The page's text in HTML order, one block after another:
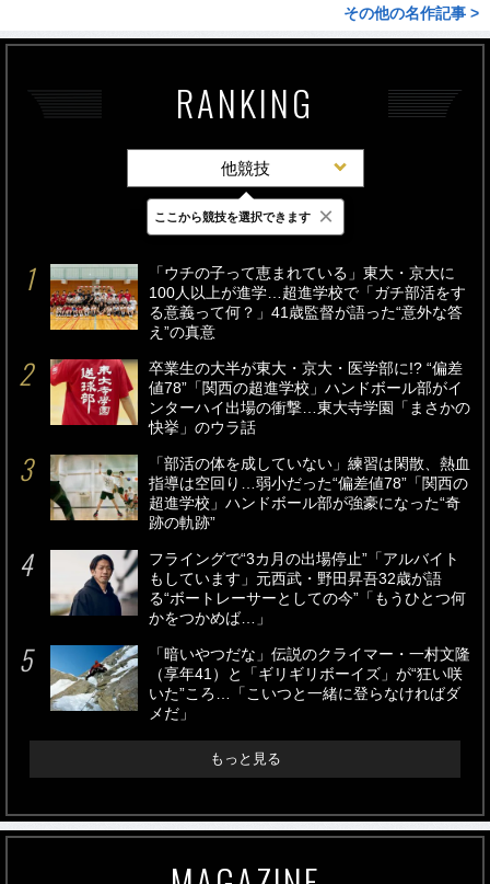
その他の名作記事 >
RANKING
他競技
最新 24時間 週間
「ウチの子って恵まれている」東大・京大に
100人以上が進学…超進学校で「ガチ部活をす
る意義って何？」41歳監督が語った“意外な答
え”の真意
卒業生の大半が東大・京大・医学部に!? “偏差
値78”「関西の超進学校」ハンドボール部がイ
ンターハイ出場の衝撃…東大寺学園「まさかの
快挙」のウラ話
「部活の体を成していない」練習は閑散、熱血
指導は空回り…弱小だった“偏差値78”「関西の
超進学校」ハンドボール部が強豪になった“奇
跡の軌跡”
フライングで“3カ月の出場停止”「アルバイト
もしています」元西武・野田昇吾32歳が語
る“ボートレーサーとしての今”「もうひとつ何
かをつかめば…」
「暗いやつだな」伝説のクライマー・一村文隆
（享年41）と「ギリギリボーイズ」が“狂い咲
いた”ころ…「こいつと一緒に登らなければダ
メだ」
もっと見る
ここから競技を選択できます ×